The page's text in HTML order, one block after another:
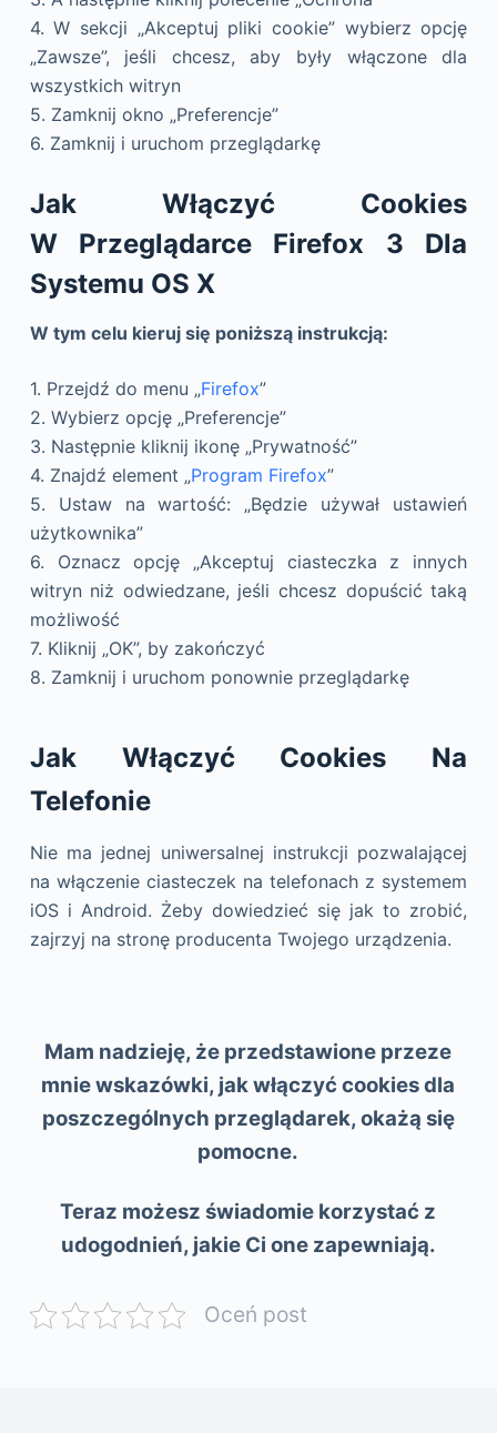
4. W sekcji „Akceptuj pliki cookie” wybierz opcję
„Zawsze”, jeśli chcesz, aby były włączone dla
wszystkich witryn
5. Zamknij okno „Preferencje”
6. Zamknij i uruchom przeglądarkę
Jak Włączyć Cookies
W Przeglądarce Firefox 3 Dla
Systemu OS X
W tym celu kieruj się poniższą instrukcją:
1. Przejdź do menu „Firefox”
2. Wybierz opcję „Preferencje”
3. Następnie kliknij ikonę „Prywatność”
4. Znajdź element „Program Firefox”
5. Ustaw na wartość: „Będzie używał ustawień
użytkownika”
6. Oznacz opcję „Akceptuj ciasteczka z innych
witryn niż odwiedzane, jeśli chcesz dopuścić taką
możliwość
7. Kliknij „OK”, by zakończyć
8. Zamknij i uruchom ponownie przeglądarkę
Jak Włączyć Cookies Na
Telefonie
Nie ma jednej uniwersalnej instrukcji pozwalającej
na włączenie ciasteczek na telefonach z systemem
iOS i Android. Żeby dowiedzieć się jak to zrobić,
zajrzyj na stronę producenta Twojego urządzenia.
Mam nadzieję, że przedstawione przeze
mnie wskazówki, jak włączyć cookies dla
poszczególnych przeglądarek, okażą się
pomocne.
Teraz możesz świadomie korzystać z
udogodnień, jakie Ci one zapewniają.
Oceń post